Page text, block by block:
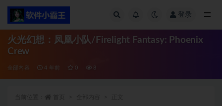
登录
火光幻想：凤凰小队/Firelight Fantasy: Phoenix
Crew
全部内容 4 年前 0 8